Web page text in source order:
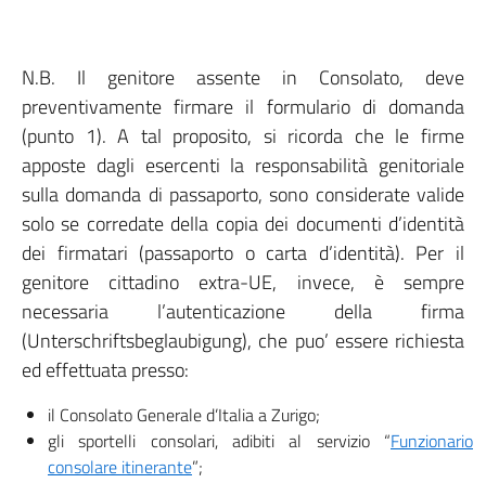
N.B. Il genitore assente in Consolato, deve
preventivamente firmare il formulario di domanda
(punto 1). A tal proposito, si ricorda che le firme
apposte dagli esercenti la responsabilità genitoriale
sulla domanda di passaporto, sono considerate valide
solo se corredate della copia dei documenti d’identità
dei firmatari (passaporto o carta d’identità). Per il
genitore cittadino extra-UE, invece, è sempre
necessaria l’autenticazione della firma
(Unterschriftsbeglaubigung), che puo’ essere richiesta
ed effettuata presso:
il Consolato Generale d’Italia a Zurigo;
gli sportelli consolari, adibiti al servizio “Funzionario
consolare itinerante”;